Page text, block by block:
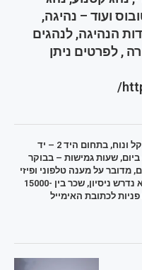
ועוד – נהיגה,
הנהיגה, לנהגים
, לפרטים ניתן
דרושים דרושות לעבודה בשירות לקוחות קל ונוח, בתחום היד 2 – יד
שעות גמישות – בבוקר
מדובר על מענה טלפוני ופיזי
ללקוחות המעוניינים לקחת מוצרי יד 2, לא נדרש ניסיון, שכר בין 15000-
פניות לכתובת האימייל